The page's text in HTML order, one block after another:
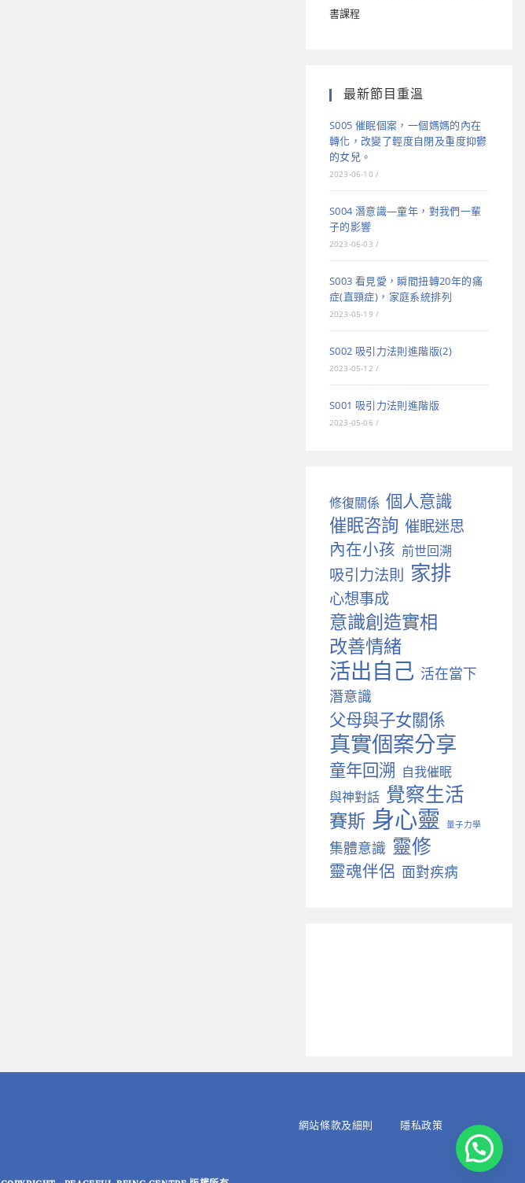
書課程
最新節目重溫
S005 催眠個案，一個媽媽的內在
轉化，改變了輕度自閉及重度抑鬱
的女兒。
2023-06-10 /
S004 潛意識—童年，對我們一輩
子的影響
2023-06-03 /
S003 看見愛，瞬間扭轉20年的痛
症(直頸症)，家庭系統排列
2023-05-19 /
S002 吸引力法則進階版(2)
2023-05-12 /
S001 吸引力法則進階版
2023-05-06 /
修復關係 個人意識
催眠咨詢 催眠迷思
內在小孩 前世回溯
吸引力法則 家排
心想事成
意識創造實相
改善情緒
活出自己 活在當下
潛意識
父母與子女關係
真實個案分享
童年回溯 自我催眠
與神對話 覺察生活
賽斯 身心靈 量子力學
集體意識 靈修
靈魂伴侶 面對疾病
網站條款及細則 隱私政策